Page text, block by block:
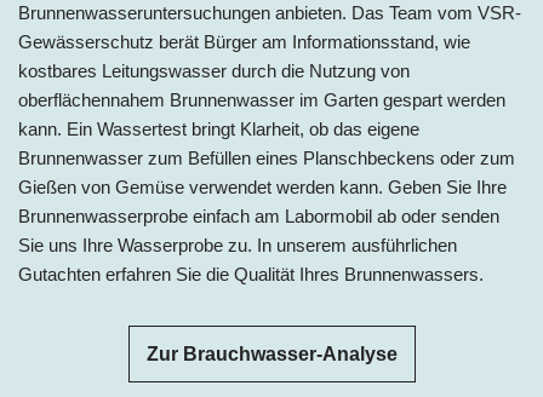
Brunnenwasseruntersuchungen anbieten. Das Team vom VSR-
Gewässerschutz berät Bürger am Informationsstand, wie
kostbares Leitungswasser durch die Nutzung von
oberflächennahem Brunnenwasser im Garten gespart werden
kann. Ein Wassertest bringt Klarheit, ob das eigene
Brunnenwasser zum Befüllen eines Planschbeckens oder zum
Gießen von Gemüse verwendet werden kann. Geben Sie Ihre
Brunnenwasserprobe einfach am Labormobil ab oder senden
Sie uns Ihre Wasserprobe zu. In unserem ausführlichen
Gutachten erfahren Sie die Qualität Ihres Brunnenwassers.
Zur Brauchwasser-Analyse